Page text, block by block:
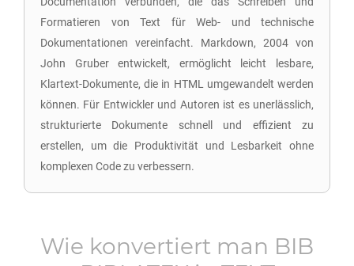
Formatieren von Text für Web- und technische
Dokumentationen vereinfacht. Markdown, 2004 von
John Gruber entwickelt, ermöglicht leicht lesbare,
Klartext-Dokumente, die in HTML umgewandelt werden
können. Für Entwickler und Autoren ist es unerlässlich,
strukturierte Dokumente schnell und effizient zu
erstellen, um die Produktivität und Lesbarkeit ohne
komplexen Code zu verbessern.
Wie konvertiert man BIB